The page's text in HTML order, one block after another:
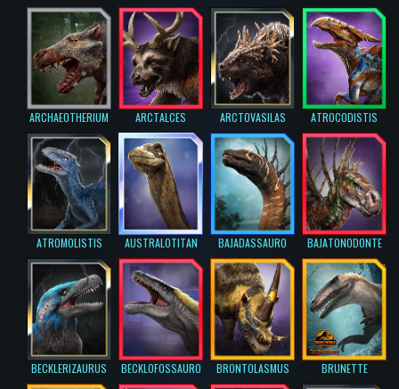
ARCHAEOTHERIUM ARCTALCES ARCTOVASILAS ATROCODISTIS
ATROMOLISTIS AUSTRALOTITAN BAJADASSAURO BAJATONODONTE
BECKLERIZAURUS BECKLOFOSSAURO BRONTOLASMUS BRUNETTE